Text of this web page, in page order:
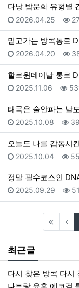
다낭 밤문화 유형별
등록일
2026.04.25
믿고가는 방콕통로
등록일
2026.04.20
할로윈데이날 통로
등록일
2025.11.06 조
태국은 술안파는 날
등록일
2025.10.08
오늘도 나를 감동시
등록일
2025.10.04
정말 필수코스인
등록일
2025.09.29
최근글
다시 찾은 방콕 다시